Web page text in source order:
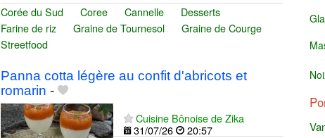
Corée du Sud Coree Cannelle
Desserts
Farine de riz
Graine de Tournesol
Graine de Courge
Streetfood
Panna cotta légère au confit d'abricots et
romarin -
Cuisine Bônoise de Zika
31/07/26
20:57